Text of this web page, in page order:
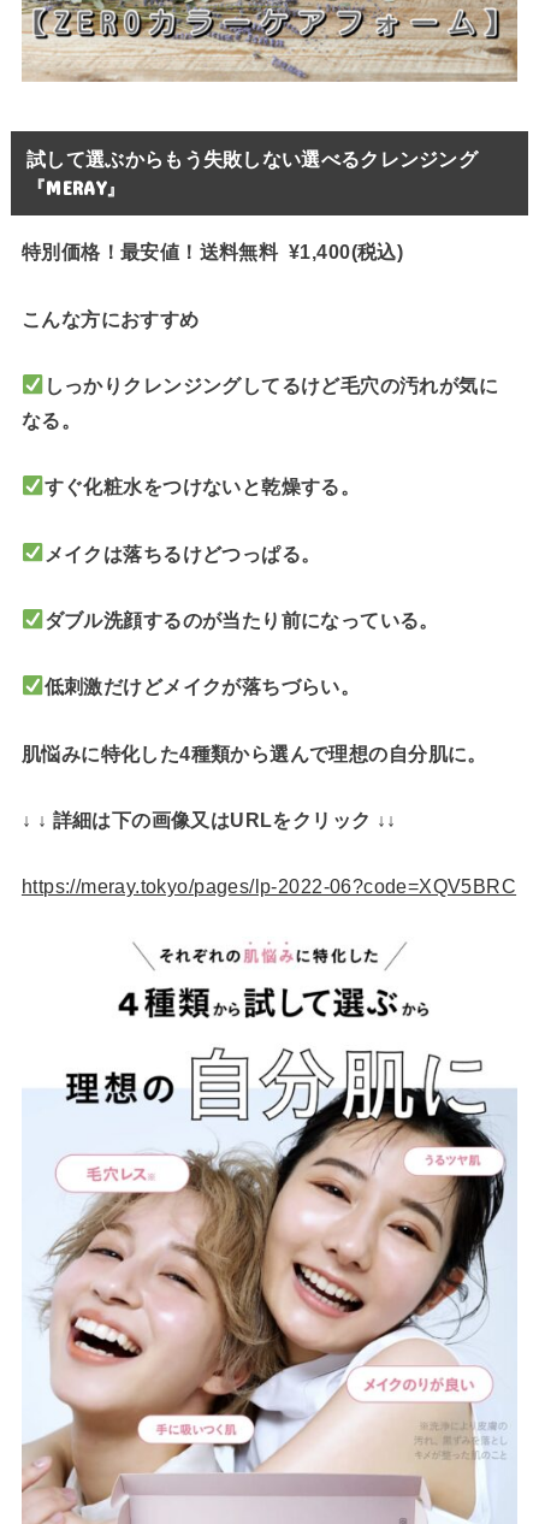
試して選ぶからもう失敗しない選べるクレンジング
『MERAY』
特別価格！最安値！送料無料 ¥1,400(税込)
こんな方におすすめ
しっかりクレンジングしてるけど毛穴の汚れが気に
なる。
すぐ化粧水をつけないと乾燥する。
メイクは落ちるけどつっぱる。
ダブル洗顔するのが当たり前になっている。
低刺激だけどメイクが落ちづらい。
肌悩みに特化した4種類から選んで理想の自分肌に。
↓ ↓ 詳細は下の画像又はURLをクリック ↓↓
https://meray.tokyo/pages/lp-2022-06?code=XQV5BRC